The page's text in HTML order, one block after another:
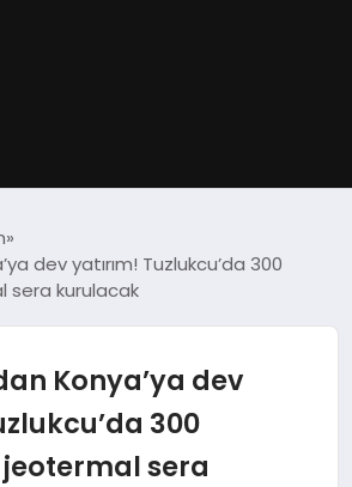
dev yatırım! Tuzlukcu’da 300
sera kurulacak
Konya’ya dev
300
sera